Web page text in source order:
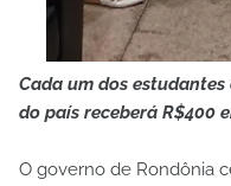
Cada um dos
do país receberá R$400
O governo de Rondônia